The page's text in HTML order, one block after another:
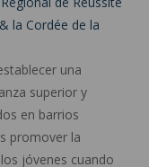
la Cordée de la
una
superior y
en barrios
promover la
jóvenes cuando